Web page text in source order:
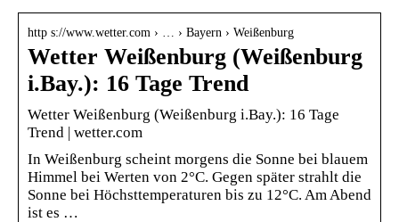
http s://www.wetter.com › … › Bayern › Weißenburg
Wetter Weißenburg (Weißenburg
i.Bay.): 16 Tage Trend
Wetter Weißenburg (Weißenburg i.Bay.): 16 Tage
Trend | wetter.com
In Weißenburg scheint morgens die Sonne bei blauem
Himmel bei Werten von 2°C. Gegen später strahlt die
Sonne bei Höchsttemperaturen bis zu 12°C. Am Abend
ist es …